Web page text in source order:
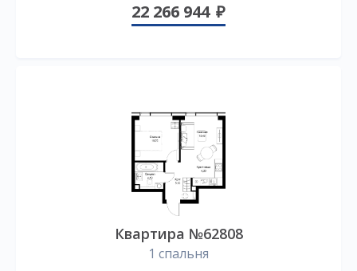
22 266 944
Квартира №62808
1 спальня